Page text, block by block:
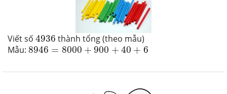
Viết số 4936
4936 thành tổng (theo mẫu)
Mẫu: 8946 = 8000 + 900 + 40 + 6
8946= 8000+900+40+6